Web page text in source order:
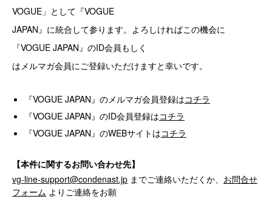
VOGUE」として『VOGUE
JAPAN』に統合して参ります。よろしければこの機会に
『VOGUE JAPAN』のID会員もしく
はメルマガ会員にご登録いただけますと幸いです。
『VOGUE JAPAN』のメルマガ会員登録はコチラ
『VOGUE JAPAN』のID会員登録はコチラ
『VOGUE JAPAN』のWEBサイトはコチラ
【本件に関するお問い合わせ先】
vg-line-support@condenast.jp までご連絡いただくか、 お問合せ
フォーム よりご連絡をお願